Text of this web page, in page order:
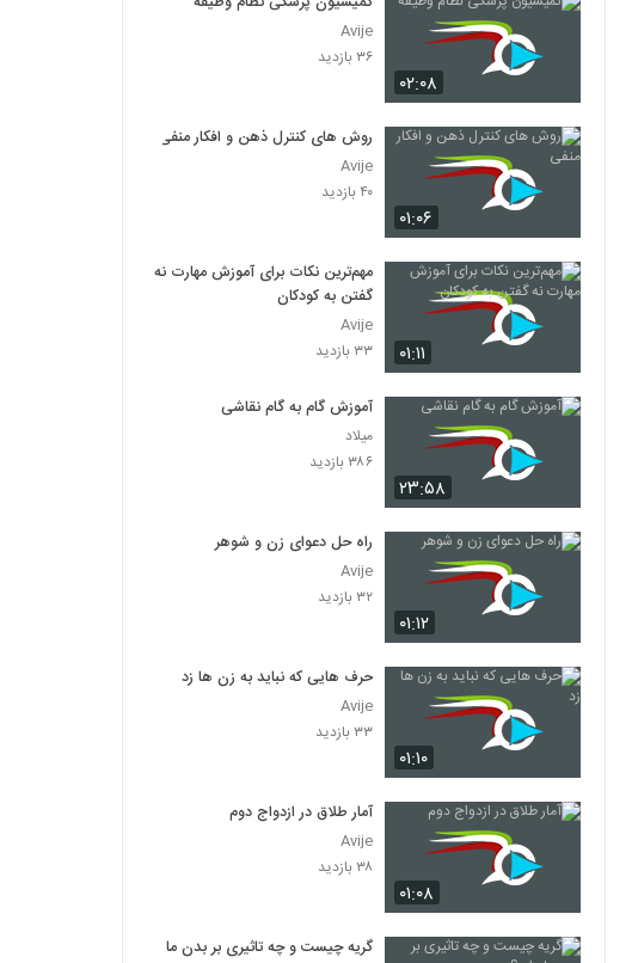
۰۲:۰۸
Avije
۳۶ بازدید
۰۱:۰۶
روش های کنترل ذهن و افکار منفی
Avije
۴۰ بازدید
۰۱:۱۱
مهم‌ترین نکات برای آموزش مهارت نه
گفتن به کودکان
Avije
۳۳ بازدید
۲۳:۵۸
آموزش گام به گام نقاشی
میلاد
۳۸۶ بازدید
۰۱:۱۲
راه حل دعوای زن و شوهر
Avije
۳۲ بازدید
۰۱:۱۰
حرف هایی که نباید به زن ها زد
Avije
۳۳ بازدید
۰۱:۰۸
آمار طلاق در ازدواج دوم
Avije
۳۸ بازدید
گریه چیست و چه تاثیری بر بدن ما